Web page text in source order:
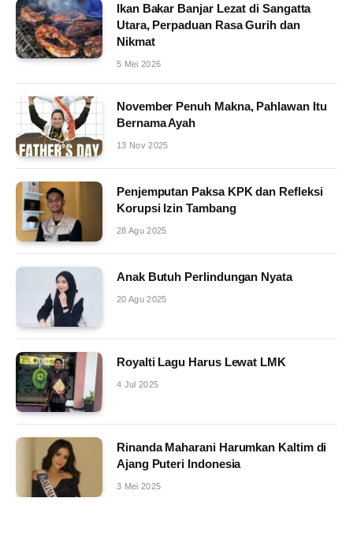
Ikan Bakar Banjar Lezat di Sangatta
Utara, Perpaduan Rasa Gurih dan
Nikmat
5 Mei 2026
November Penuh Makna, Pahlawan Itu
Bernama Ayah
13 Nov 2025
Penjemputan Paksa KPK dan Refleksi
Korupsi Izin Tambang
28 Agu 2025
Anak Butuh Perlindungan Nyata
20 Agu 2025
Royalti Lagu Harus Lewat LMK
4 Jul 2025
Rinanda Maharani Harumkan Kaltim di
Ajang Puteri Indonesia
3 Mei 2025